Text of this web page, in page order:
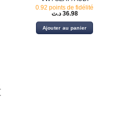
0.92 points de fidélité
36.98 د.ت
Ajouter au panier